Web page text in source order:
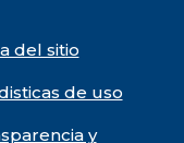
del sitio
de uso
y